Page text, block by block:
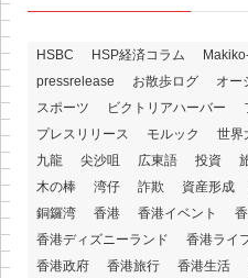
HSBC HSP経済コラム
pressrelease
お散歩ログ オー
スポーツ
ビクトリアハーバー
プレスリリース
モルック 世界
九龍
尖沙咀 広東語 投資
木の棒
湾仔 詐欺 資産形成
銅鑼湾
香港 香港イベント
香港ディズニーランド
香港ライ
香港政府
香港旅行 香港生活